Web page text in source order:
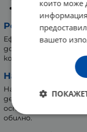
Бизаболол:
Резултати:
Ефикасен още от 1-
до 2 месеца.
корените.
Начин на
Нанасяйте върху
деликатно и
оставете да
обилно.
които може
вашето